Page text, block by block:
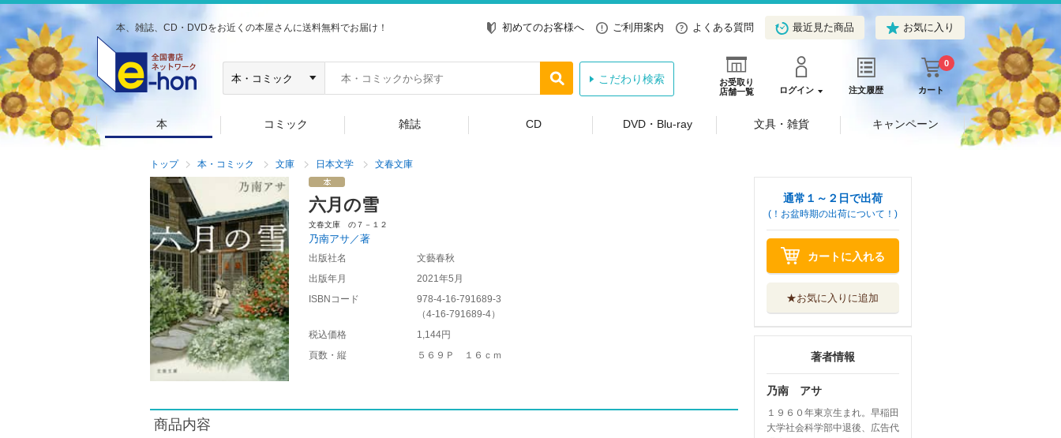
本、雑誌、CD・DVDをお近くの本屋さんに送料無料でお届け！ 初めてのお客様へ ご利用案内 よくある質問 最近見た商品 お気に入り
お受取り
店舗一覧
ログイン 注文履歴 カート
0
こだわり検索
本 コミック 雑誌 CD DVD・Blu-ray 文具・雑貨 キャンペーン
トップ 本・コミック 文庫 日本文学 文春文庫
六月の雪
文春文庫 の７－１２
乃南アサ／著
出版社名
文藝春秋
出版年月
2021年5月
ISBNコード
978-4-16-791689-3
（4-16-791689-4）
税込価格
1,144円
頁数・縦
５６９Ｐ １６ｃｍ
商品内容
通常１～２日で出荷
(！お盆時期の出荷について！)
カートに入れる
★お気に入りに追加
著者情報
乃南 アサ
１９６０年東京生まれ。早稲田
大学社会科学部中退後、広告代